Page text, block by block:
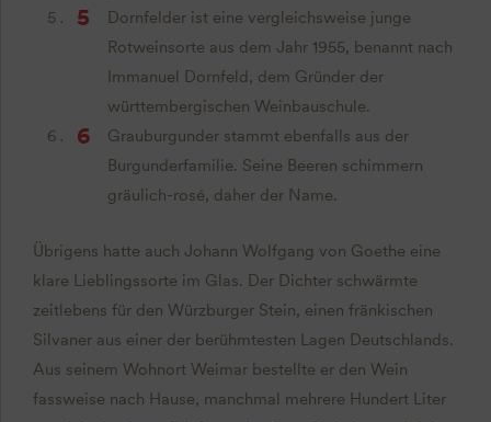
Dornfelder ist eine vergleichsweise junge
Rotweinsorte aus dem Jahr 1955, benannt nach
Immanuel Dornfeld, dem Gründer der
württembergischen Weinbauschule.
Grauburgunder stammt ebenfalls aus der
Burgunderfamilie. Seine Beeren schimmern
gräulich-rosé, daher der Name.
Übrigens hatte auch Johann Wolfgang von Goethe eine
klare Lieblingssorte im Glas. Der Dichter schwärmte
zeitlebens für den Würzburger Stein, einen fränkischen
Silvaner aus einer der berühmtesten Lagen Deutschlands.
Aus seinem Wohnort Weimar bestellte er den Wein
fassweise nach Hause, manchmal mehrere Hundert Liter